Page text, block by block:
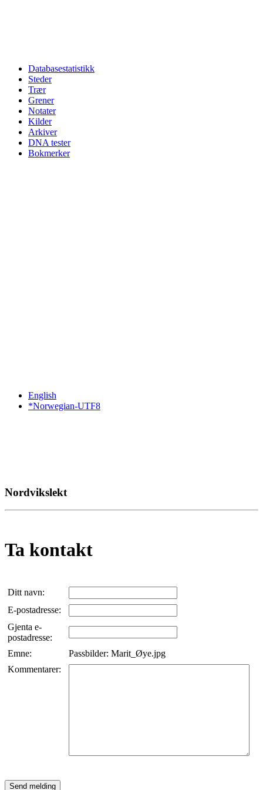
Databasestatistikk
Steder
Trær
Grener
Notater
Kilder
Arkiver
DNA tester
Bokmerker
English
*Norwegian-UTF8
Nordvikslekt
Ta kontakt
Ditt navn:
E-postadresse:
Gjenta e-
postadresse:
Emne:
Passbilder: Marit_Øye.jpg
Kommentarer: